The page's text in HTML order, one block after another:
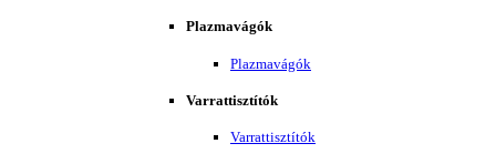
Plazmavágók
Plazmavágók
Varrattisztítók
Varrattisztítók